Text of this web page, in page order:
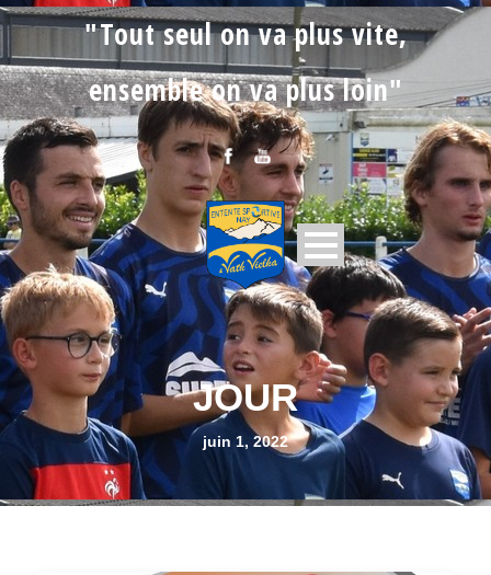
"Tout seul on va plus vite,
ensemble on va plus loin"
JOUR
juin 1, 2022